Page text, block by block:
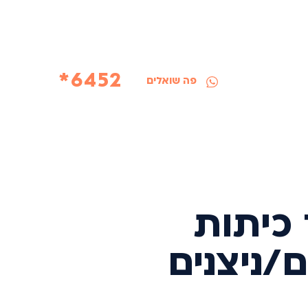
6452* פה שואלים
ניצנים